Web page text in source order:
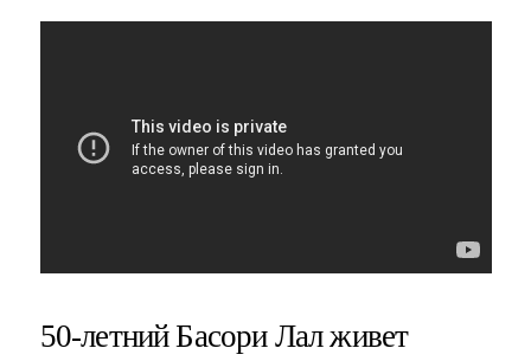
50-летний Басори Лал живет